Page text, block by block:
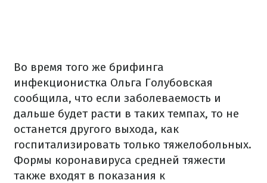
Во время того же брифинга
инфекционистка Ольга Голубовская
сообщила, что если заболеваемость и
дальше будет расти в таких темпах, то не
останется другого выхода, как
госпитализировать только тяжелобольных.
Формы коронавируса средней тяжести
также входят в показания к